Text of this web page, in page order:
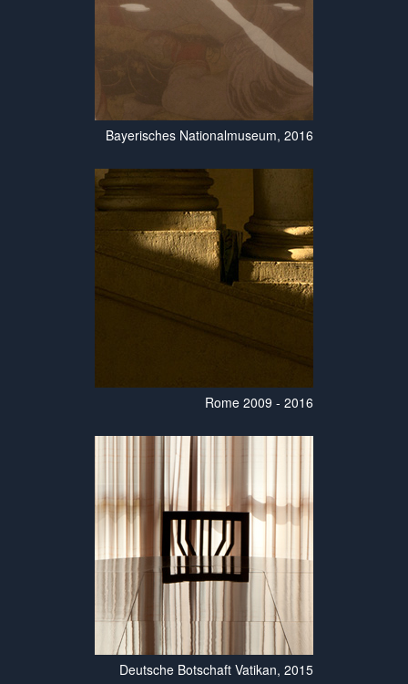
Bayerisches Nationalmuseum, 2016
Rome 2009 - 2016
Deutsche Botschaft Vatikan, 2015